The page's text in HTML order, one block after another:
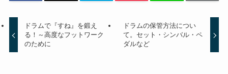
ドラムで『すね』を鍛え
る！～高度なフットワーク
のために
ドラムの保管方法につい
て。セット・シンバル・ペ
ダルなど